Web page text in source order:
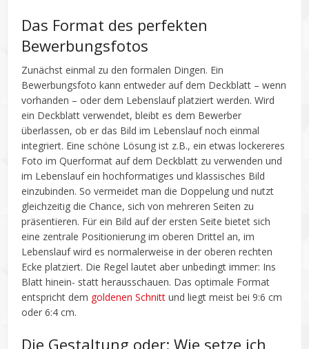
Das Format des perfekten
Bewerbungsfotos
Zunächst einmal zu den formalen Dingen. Ein
Bewerbungsfoto kann entweder auf dem Deckblatt – wenn
vorhanden – oder dem Lebenslauf platziert werden. Wird
ein Deckblatt verwendet, bleibt es dem Bewerber
überlassen, ob er das Bild im Lebenslauf noch einmal
integriert. Eine schöne Lösung ist z.B., ein etwas lockereres
Foto im Querformat auf dem Deckblatt zu verwenden und
im Lebenslauf ein hochformatiges und klassisches Bild
einzubinden. So vermeidet man die Doppelung und nutzt
gleichzeitig die Chance, sich von mehreren Seiten zu
präsentieren. Für ein Bild auf der ersten Seite bietet sich
eine zentrale Positionierung im oberen Drittel an, im
Lebenslauf wird es normalerweise in der oberen rechten
Ecke platziert. Die Regel lautet aber unbedingt immer: Ins
Blatt hinein- statt herausschauen. Das optimale Format
entspricht dem goldenen Schnitt und liegt meist bei 9:6 cm
oder 6:4 cm.
Die Gestaltung oder: Wie setze ich